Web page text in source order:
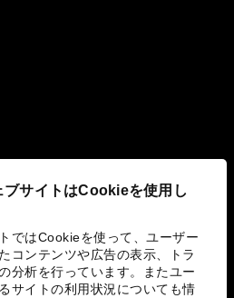
ブサイトはCookieを使用し
ではCookieを使って、ユーザー
コンテンツや広告の表示、トラ
分析を行っています。またユー
サイトの利用状況についても情
組み